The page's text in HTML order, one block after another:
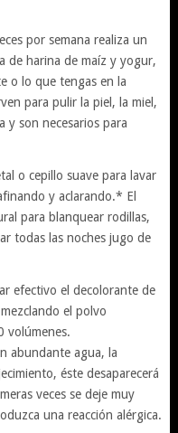
por semana realiza un
de harina de maíz y yogur,
o lo que tengas en la
para pulir la piel, la miel,
y son necesarios para
o cepillo suave para lavar
y aclarando.* El
para blanquear rodillas,
todas las noches jugo de
efectivo el decolorante de
el polvo
volúmenes.
abundante agua, la
éste desaparecerá
veces se deje muy
una reacción alérgica.